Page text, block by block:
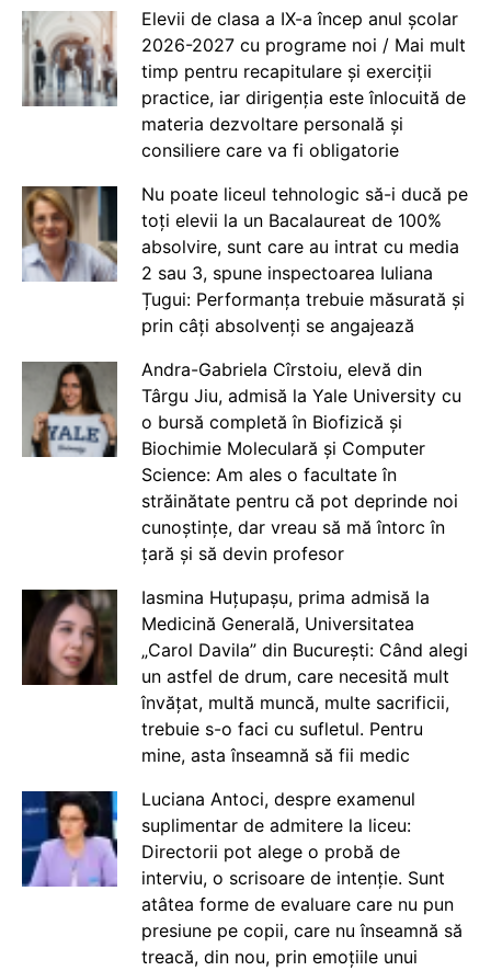
Elevii de clasa a IX-a încep anul școlar
2026-2027 cu programe noi / Mai mult
timp pentru recapitulare și exerciții
practice, iar dirigenția este înlocuită de
materia dezvoltare personală și
consiliere care va fi obligatorie
Nu poate liceul tehnologic să-i ducă pe
toți elevii la un Bacalaureat de 100%
absolvire, sunt care au intrat cu media
2 sau 3, spune inspectoarea Iuliana
Țugui: Performanța trebuie măsurată și
prin câți absolvenți se angajează
Andra-Gabriela Cîrstoiu, elevă din
Târgu Jiu, admisă la Yale University cu
o bursă completă în Biofizică și
Biochimie Moleculară și Computer
Science: Am ales o facultate în
străinătate pentru că pot deprinde noi
cunoștințe, dar vreau să mă întorc în
țară și să devin profesor
Iasmina Huțupașu, prima admisă la
Medicină Generală, Universitatea
„Carol Davila” din București: Când alegi
un astfel de drum, care necesită mult
învățat, multă muncă, multe sacrificii,
trebuie s-o faci cu sufletul. Pentru
mine, asta înseamnă să fii medic
Luciana Antoci, despre examenul
suplimentar de admitere la liceu:
Directorii pot alege o probă de
interviu, o scrisoare de intenție. Sunt
atâtea forme de evaluare care nu pun
presiune pe copii, care nu înseamnă să
treacă, din nou, prin emoțiile unui